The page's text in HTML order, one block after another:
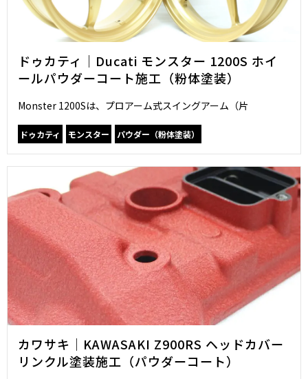
ドゥカティ｜Ducati モンスター 1200S ホイ
ールパウダーコート施工（粉体塗装）
Monster 1200Sは、プロアーム式スイングアーム（片
ドゥカティ モンスター パウダー（粉体塗装）
カワサキ｜KAWASAKI Z900RS ヘッドカバー
リンクル塗装施工（パウダーコート）